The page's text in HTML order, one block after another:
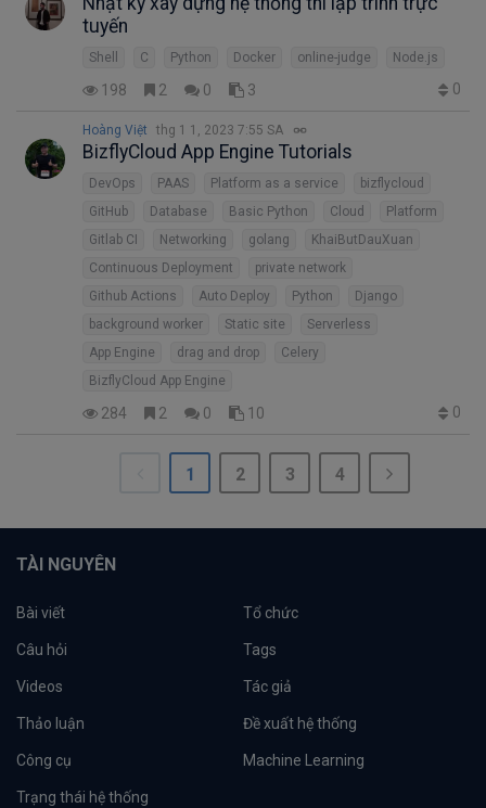
tuyến
Shell C Python Docker online-judge Node.js
198 2 0 3 0
Hoàng Việt thg 1 1, 2023 7:55 SA
BizflyCloud App Engine Tutorials
DevOps PAAS Platform as a service
bizflycloud
GitHub
Database Basic Python Cloud
Platform
Gitlab CI
Networking golang
KhaiButDauXuan
Continuous Deployment
private network
Github Actions
Auto Deploy Python
Django
background worker
Static site
Serverless
App Engine
drag and drop
Celery
BizflyCloud App Engine
284 2 0 10 0
1 2 3 4
TÀI NGUYÊN
Bài viết Tổ chức
Câu hỏi Tags
Videos Tác giả
Thảo luận Đề xuất hệ thống
Công cụ Machine Learning
Trạng thái hệ thống